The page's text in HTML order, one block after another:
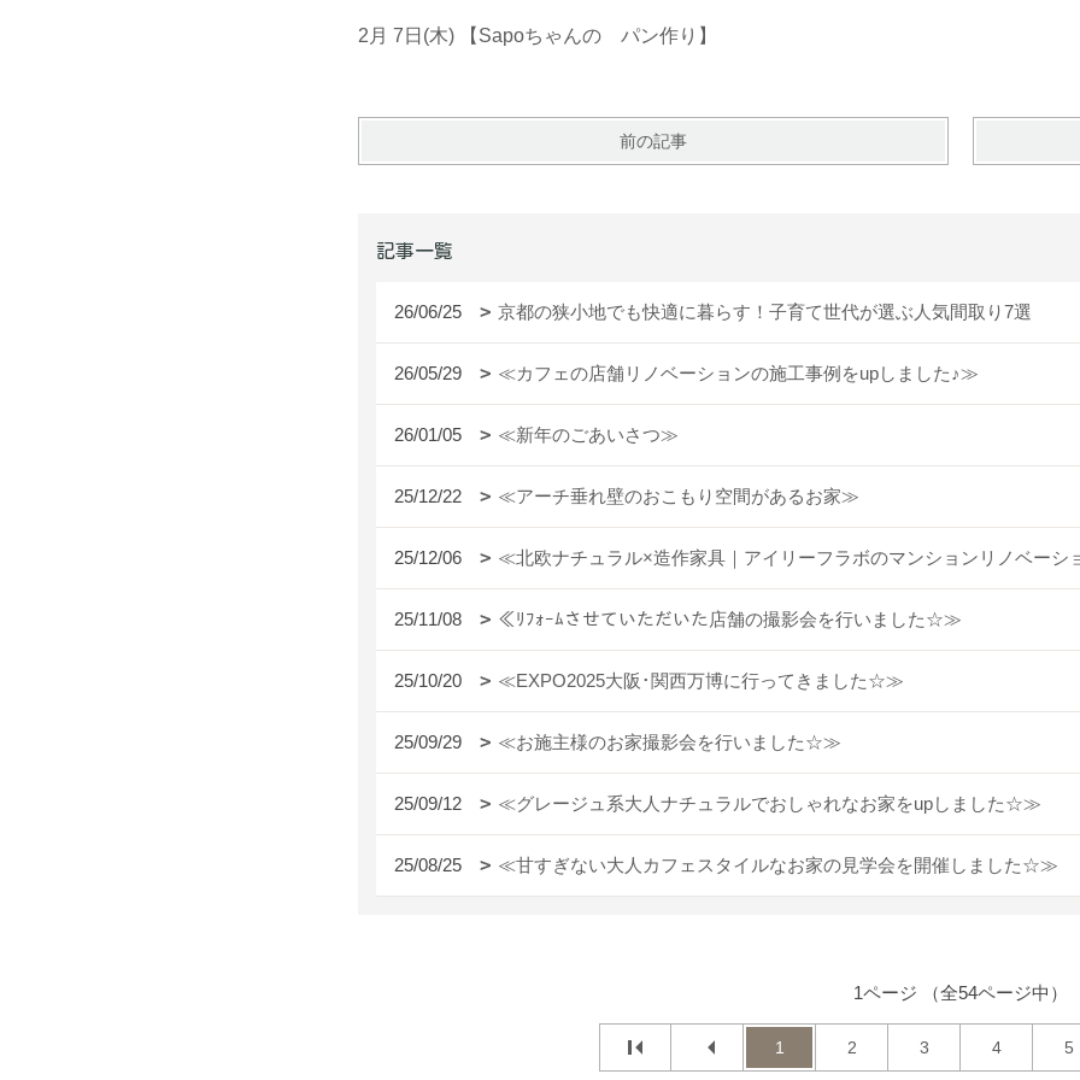
2月 7日(木) 【Sapoちゃんの パン作り】
前の記事
記事一覧
26/06/25 京都の狭小地でも快適に暮らす！子育て世代が選ぶ人気間取り7選
26/05/29 ≪カフェの店舗リノベーションの施工事例をupしました♪≫
26/01/05 ≪新年のごあいさつ≫
25/12/22 ≪アーチ垂れ壁のおこもり空間があるお家≫
25/12/06 ≪北欧ナチュラル×造作家具｜アイリーフラボのマンションリノベー
25/11/08 ≪ﾘﾌｫｰﾑさせていただいた店舗の撮影会を行いました☆≫
25/10/20 ≪EXPO2025大阪･関西万博に行ってきました☆≫
25/09/29 ≪お施主様のお家撮影会を行いました☆≫
25/09/12 ≪グレージュ系大人ナチュラルでおしゃれなお家をupしました☆≫
25/08/25 ≪甘すぎない大人カフェスタイルなお家の見学会を開催しました☆≫
1ページ （全54ページ中）
1 2 3 4 5